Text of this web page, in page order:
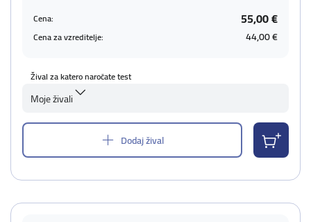
Cena: 55,00 €
Cena za vzreditelje: 44,00 €
Žival za katero naročate test
Moje živali
Dodaj žival